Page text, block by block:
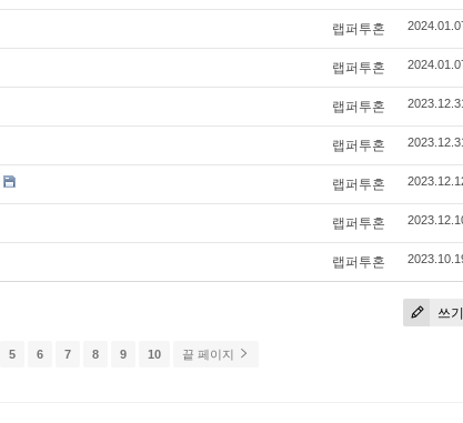
랩퍼투혼
랩퍼투혼
랩퍼투혼
랩퍼투혼
랩퍼투혼
랩퍼투혼
랩퍼투혼
쓰기
5 6 7 8 9 10 끝 페이지